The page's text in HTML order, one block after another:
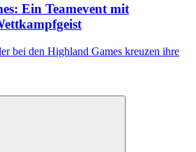
Ein Teamevent mit